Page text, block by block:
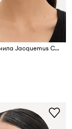
Слънчеви очила Jacquemus CAPRI